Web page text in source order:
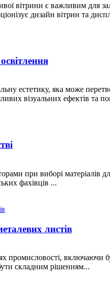
вітрини є важливим для
дизайн вітрин та
естетику, яка може
візуальних ефектів та
при виборі
фахівців ...
листів
промисловості,
складним рішенням...